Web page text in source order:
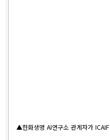
▲한화생명 AI연구소 관계자가